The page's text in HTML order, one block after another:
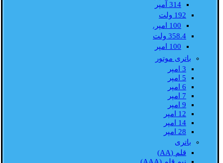
314 آمپر
192 ولت
100 امپر.
358.4 ولت
100 امپر
باتری موتور
3 امپر
5 امپر
6 امپر
7 امپر
9 امپر
12 امپر
14 امپر
28 امپر
باتری
قلم (AA)